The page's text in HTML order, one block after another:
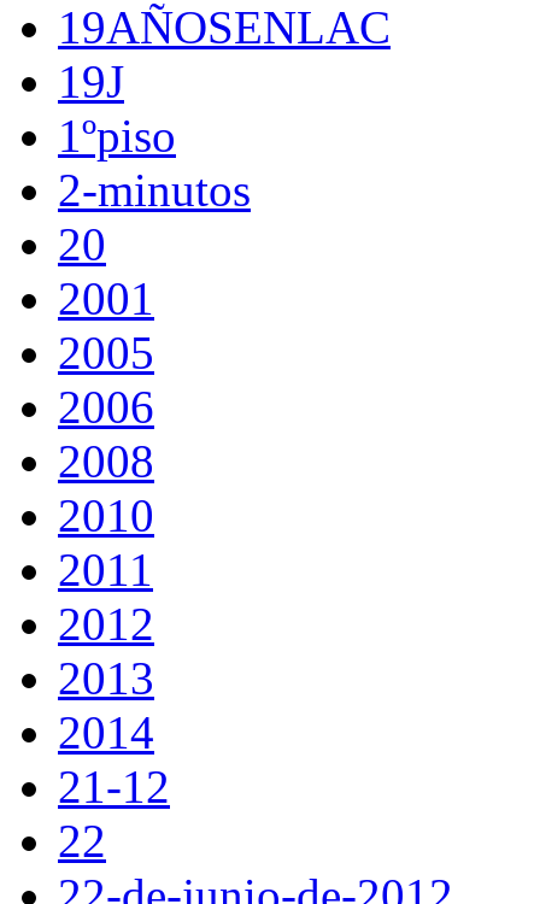
19AÑOSENLAC
19J
1ºpiso
2-minutos
20
2001
2005
2006
2008
2010
2011
2012
2013
2014
21-12
22